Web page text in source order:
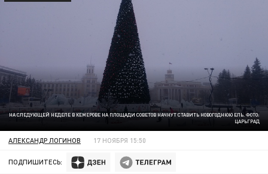
НА СЛЕДУЮЩЕЙ НЕДЕЛЕ В КЕМЕРОВЕ НА ПЛОЩАДИ СОВЕТОВ НАЧНУТ СТАВИТЬ НОВОГОДНЮЮ ЕЛЬ. ФОТО:
ЦАРЬГРАД
АЛЕКСАНДР ЛОГИНОВ 17 НОЯБРЯ 15:50
ПОДПИШИТЕСЬ: